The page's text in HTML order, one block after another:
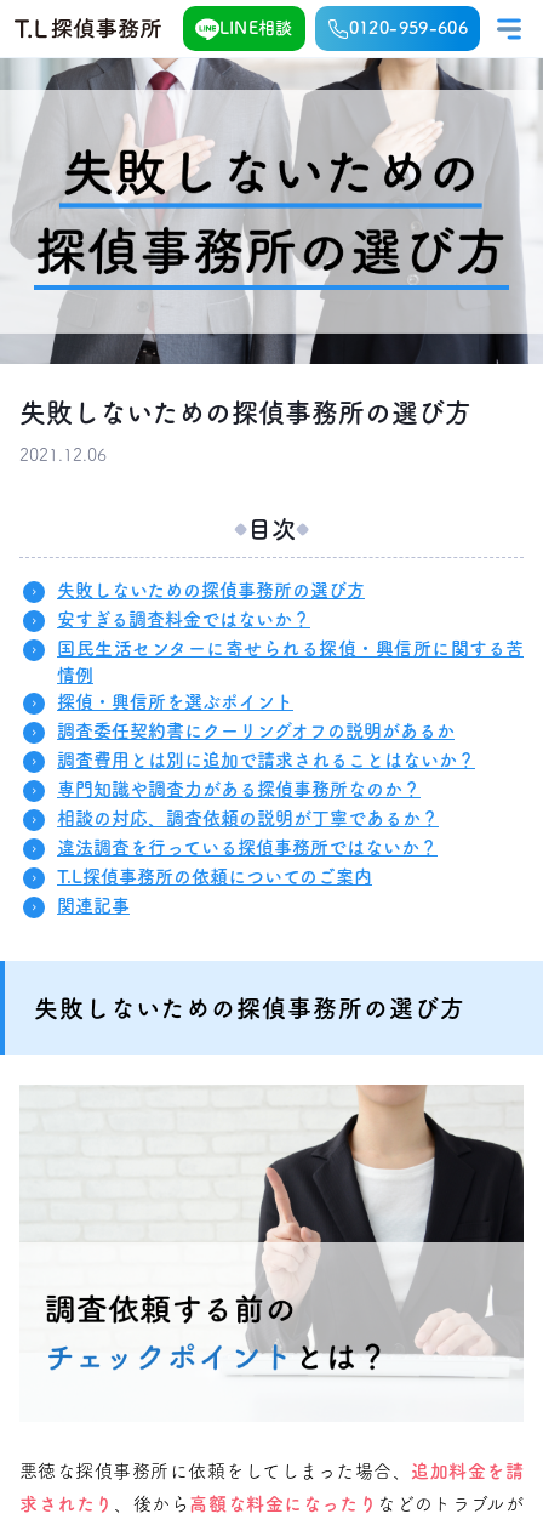
LINE相談 0120-959-606
失敗しないための探偵事務所の選び方
2021.12.06
目次
失敗しないための探偵事務所の選び方
安すぎる調査料金ではないか？
国民生活センターに寄せられる探偵・興信所に関する苦
情例
探偵・興信所を選ぶポイント
調査委任契約書にクーリングオフの説明があるか
調査費用とは別に追加で請求されることはないか？
専門知識や調査力がある探偵事務所なのか？
相談の対応、調査依頼の説明が丁寧であるか？
違法調査を行っている探偵事務所ではないか？
T.L探偵事務所の依頼についてのご案内
関連記事
失敗しないための探偵事務所の選び方
悪徳な探偵事務所に依頼をしてしまった場合、 追加料金を請
求されたり
、後から 高額な料金になったり などのトラブルが